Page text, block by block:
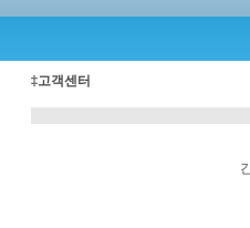
‡고객센터